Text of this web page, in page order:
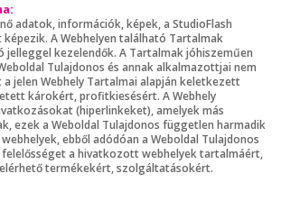
adatok, információk, képek, a StudioFlash
A Webhelyen található Tartalmak
kezelendők. A Tartalmak jóhiszeműen
Tulajdonos és annak alkalmazottjai nem
jelen Webhely Tartalmai alapján keletkezett
károkért, profitkiesésért. A Webhely
(hiperlinkeket), amelyek más
ezek a Weboldal Tulajdonos független harmadik
ebből adódóan a Weboldal Tulajdonos
felelősséget a hivatkozott webhelyek tartalmáért,
termékekért, szolgáltatásokért.